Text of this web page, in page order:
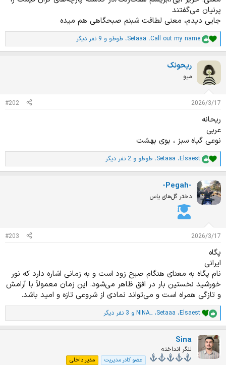
پرنیان می‌گفتند
جایی دیدم، معنی لطافت شبنم صبحگاهی هم میده
ا
م
ت
ز
ت
:
Call out my name، Setaaa، طوطو و 9 نفر دیگر
ریحونک
میو
2026/3/17
#202
ریحانه
عربی
نوعی گیاه سبز ، بوی بهشت
ا
م
ی
ا
ز
:
Elsaest، Setaaa، طوطو و 2 نفر دیگر
-Pegah-
دختر گل‌های یاس
2026/3/17
#203
پگاه
ایرانی
نام پگاه به معنای هنگام صبح زود است و به زمانی اشاره دارد که نور
خورشید نخستین بار در افق ظاهر می‌شود. این زمان معمولاً با آرامش
و تازگی همراه است و می‌تواند نمادی از شروعی تازه و امید باشد.
ا
م
ی
ز
Elsaest، Setaaa،NINA_ و 3 نفر دیگر
Sina
لنگر انداخته
عضو کادر مدیریت مدیر داخلی